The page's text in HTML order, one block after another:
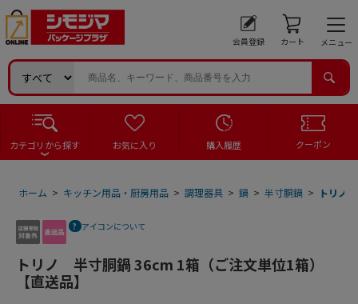
会員登録 カート メニュー
カテゴリから探す お気に入り 購入履歴 クーポン
ホーム > キッチン用品・厨房用品 > 調理器具 > 鍋 > 半寸胴鍋 > トリノ
アイコンについて
トリノ 半寸胴鍋 36cm 1箱（ご注文単位1箱）
【直送品】